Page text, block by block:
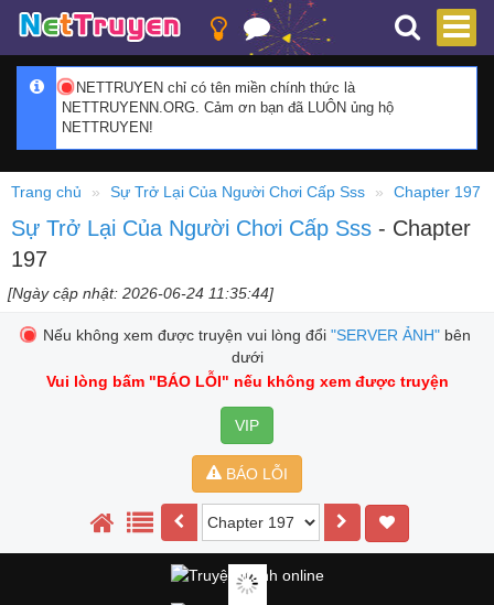
NETTRUYEN chỉ có tên miền chính thức là
NETTRUYENN.ORG. Cảm ơn bạn đã LUÔN ủng hộ
NETTRUYEN!
Trang chủ Sự Trở Lại Của Người Chơi Cấp Sss Chapter 197
Sự Trở Lại Của Người Chơi Cấp Sss - Chapter
197
[Ngày cập nhật: 2026-06-24 11:35:44]
Nếu không xem được truyện vui lòng đổi "SERVER ẢNH"bên
dưới
Vui lòng bấm "BÁO LỖI" nếu không xem được truyện
VIP
BÁO LỖI